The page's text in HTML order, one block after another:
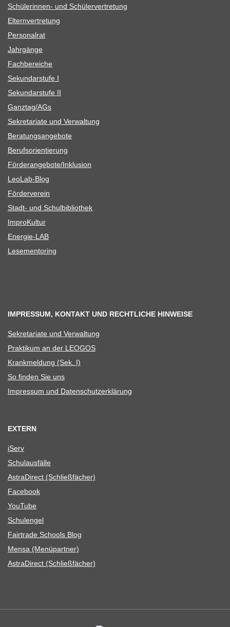
Schü­le­rin­nen- und Schülervertretung
Eltern­ver­tre­tung
Per­so­nal­rat
Jahr­gänge
Fach­be­rei­che
Sekun­dar­stufe I
Sekun­dar­stufe II
Ganztag/​​AGs
Sekre­ta­riate und Verwaltung
Bera­tungs­an­ge­bote
Berufs­ori­en­tie­rung
Förderangebote/​​Inklusion
Leo­Lab-Blog
För­der­ver­ein
Stadt- und Schulbibliothek
Impro­Kul­tur
Ener­­gie-LAB
Lese­men­to­ring
IMPRESSUM, KONTAKT UND RECHTLICHE HINWEISE
Sekre­ta­riate und Verwaltung
Prak­ti­kum an der LEOGOS
Krank­mel­dung (Sek. I)
So fin­den Sie uns
Impres­sum und Datenschutzerklärung
EXTERN
iServ
Schul­aus­fälle
Astra­Di­rect (Schließ­fä­cher)
Face­book
You­Tube
Schul­en­gel
Fair­trade Schools Blog
Mensa (Menü­part­ner)
Astra­Di­rect (Schließ­fä­cher)